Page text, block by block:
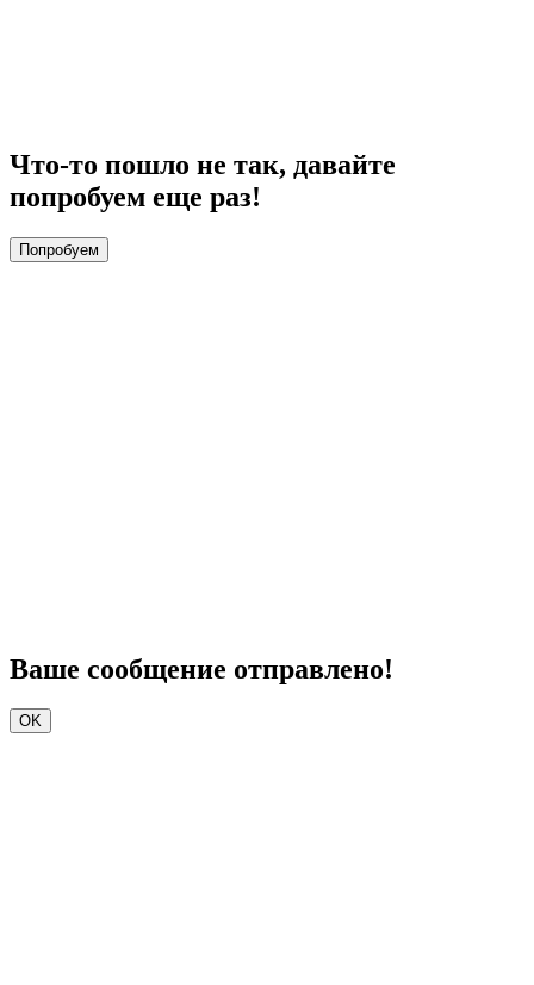
Что-то пошло не так, давайте
попробуем еще раз!
Попробуем
Ваше сообщение отправлено!
ОK